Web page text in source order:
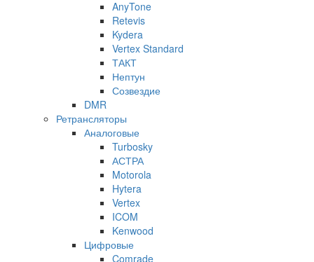
AnyTone
Retevis
Kydera
Vertex Standard
ТАКТ
Нептун
Созвездие
DMR
Ретрансляторы
Аналоговые
Turbosky
АСТРА
Motorola
Hytera
Vertex
ICOM
Kenwood
Цифровые
Comrade